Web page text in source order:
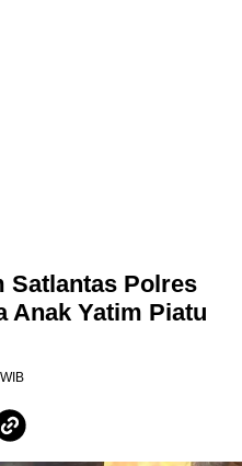
Satlantas Polres
Anak Yatim Piatu